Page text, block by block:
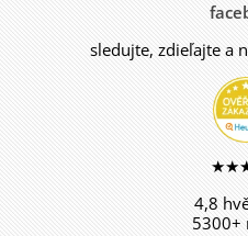
sledujte, zdieľajte a
4,8
5300+